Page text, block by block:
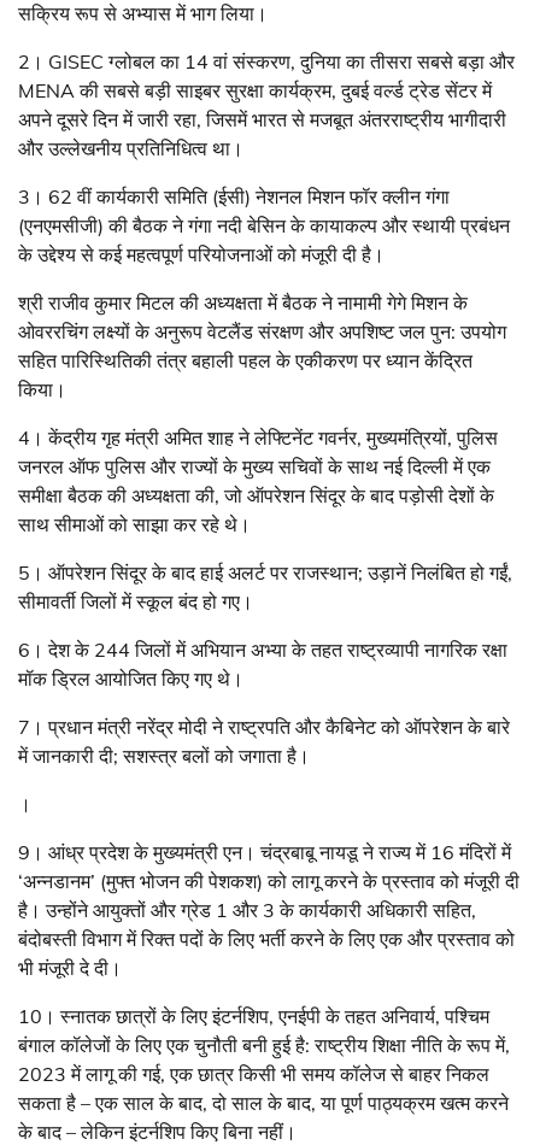
सक्रिय रूप से अभ्यास में भाग लिया।
2। GISEC ग्लोबल का 14 वां संस्करण, दुनिया का तीसरा सबसे बड़ा और
MENA की सबसे बड़ी साइबर सुरक्षा कार्यक्रम, दुबई वर्ल्ड ट्रेड सेंटर में
अपने दूसरे दिन में जारी रहा, जिसमें भारत से मजबूत अंतरराष्ट्रीय भागीदारी
और उल्लेखनीय प्रतिनिधित्व था।
3। 62 वीं कार्यकारी समिति (ईसी) नेशनल मिशन फॉर क्लीन गंगा
(एनएमसीजी) की बैठक ने गंगा नदी बेसिन के कायाकल्प और स्थायी प्रबंधन
के उद्देश्य से कई महत्वपूर्ण परियोजनाओं को मंजूरी दी है।
श्री राजीव कुमार मिटल की अध्यक्षता में बैठक ने नामामी गेगे मिशन के
ओवररचिंग लक्ष्यों के अनुरूप वेटलैंड संरक्षण और अपशिष्ट जल पुन: उपयोग
सहित पारिस्थितिकी तंत्र बहाली पहल के एकीकरण पर ध्यान केंद्रित
किया।
4। केंद्रीय गृह मंत्री अमित शाह ने लेफ्टिनेंट गवर्नर, मुख्यमंत्रियों, पुलिस
जनरल ऑफ पुलिस और राज्यों के मुख्य सचिवों के साथ नई दिल्ली में एक
समीक्षा बैठक की अध्यक्षता की, जो ऑपरेशन सिंदूर के बाद पड़ोसी देशों के
साथ सीमाओं को साझा कर रहे थे।
5। ऑपरेशन सिंदूर के बाद हाई अलर्ट पर राजस्थान; उड़ानें निलंबित हो गईं,
सीमावर्ती जिलों में स्कूल बंद हो गए।
6। देश के 244 जिलों में अभियान अभ्या के तहत राष्ट्रव्यापी नागरिक रक्षा
मॉक ड्रिल आयोजित किए गए थे।
7। प्रधान मंत्री नरेंद्र मोदी ने राष्ट्रपति और कैबिनेट को ऑपरेशन के बारे
में जानकारी दी; सशस्त्र बलों को जगाता है।
।
9। आंध्र प्रदेश के मुख्यमंत्री एन। चंद्रबाबू नायडू ने राज्य में 16 मंदिरों में
‘अन्नडानम’ (मुफ्त भोजन की पेशकश) को लागू करने के प्रस्ताव को मंजूरी दी
है। उन्होंने आयुक्तों और ग्रेड 1 और 3 के कार्यकारी अधिकारी सहित,
बंदोबस्ती विभाग में रिक्त पदों के लिए भर्ती करने के लिए एक और प्रस्ताव को
भी मंजूरी दे दी।
10। स्नातक छात्रों के लिए इंटर्नशिप, एनईपी के तहत अनिवार्य, पश्चिम
बंगाल कॉलेजों के लिए एक चुनौती बनी हुई है: राष्ट्रीय शिक्षा नीति के रूप में,
2023 में लागू की गई, एक छात्र किसी भी समय कॉलेज से बाहर निकल
सकता है – एक साल के बाद, दो साल के बाद, या पूर्ण पाठ्यक्रम खत्म करने
के बाद – लेकिन इंटर्नशिप किए बिना नहीं।